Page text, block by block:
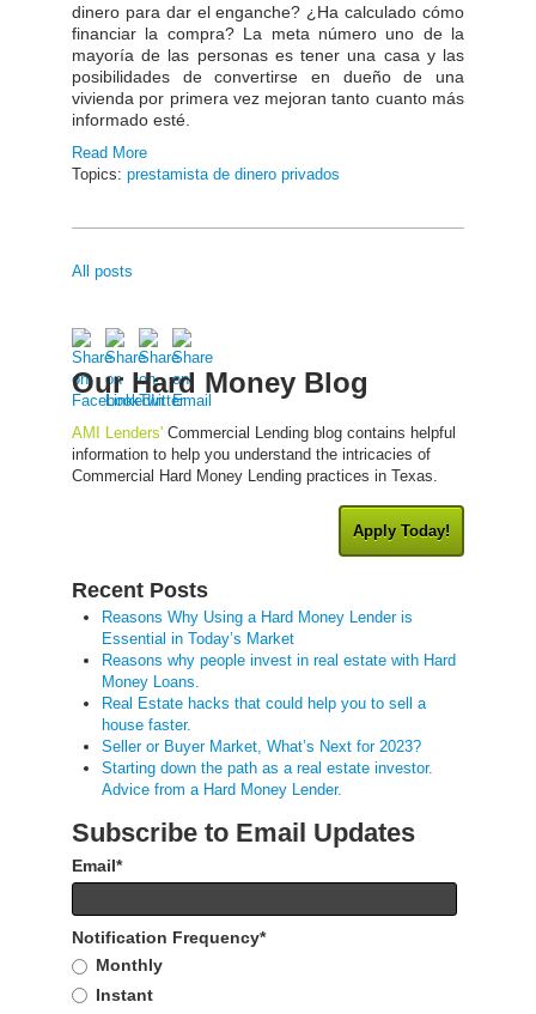
dinero para dar el enganche? ¿Ha calculado cómo
financiar la compra? La meta número uno de la
mayoría de las personas es tener una casa y las
posibilidades de convertirse en dueño de una
vivienda por primera vez mejoran tanto cuanto más
informado esté.
Read More
Topics: prestamista de dinero privados
All posts
Our Hard Money Blog
AMI Lenders' Commercial Lending blog contains helpful
information to help you understand the intricacies of
Commercial Hard Money Lending practices in Texas.
Apply Today!
Recent Posts
Reasons Why Using a Hard Money Lender is
Essential in Today’s Market
Reasons why people invest in real estate with Hard
Money Loans.
Real Estate hacks that could help you to sell a
house faster.
Seller or Buyer Market, What’s Next for 2023?
Starting down the path as a real estate investor.
Advice from a Hard Money Lender.
Subscribe to Email Updates
Email*
Notification Frequency*
Monthly
Instant